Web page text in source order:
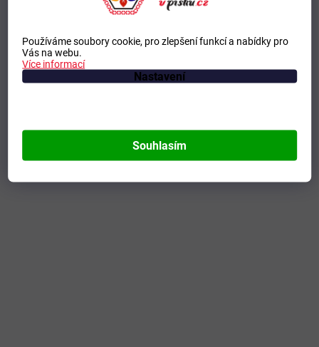
Používáme soubory cookie, pro zlepšení funkcí a nabídky pro
Vás na webu.
Více informací
Nastavení
Souhlasím